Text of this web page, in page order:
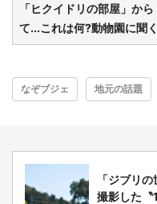
「ヒクイドリの部屋」か
て...これは何?動物園に聞く
なぞブジェ 地元の話題
「ジブリ
撮影した〝